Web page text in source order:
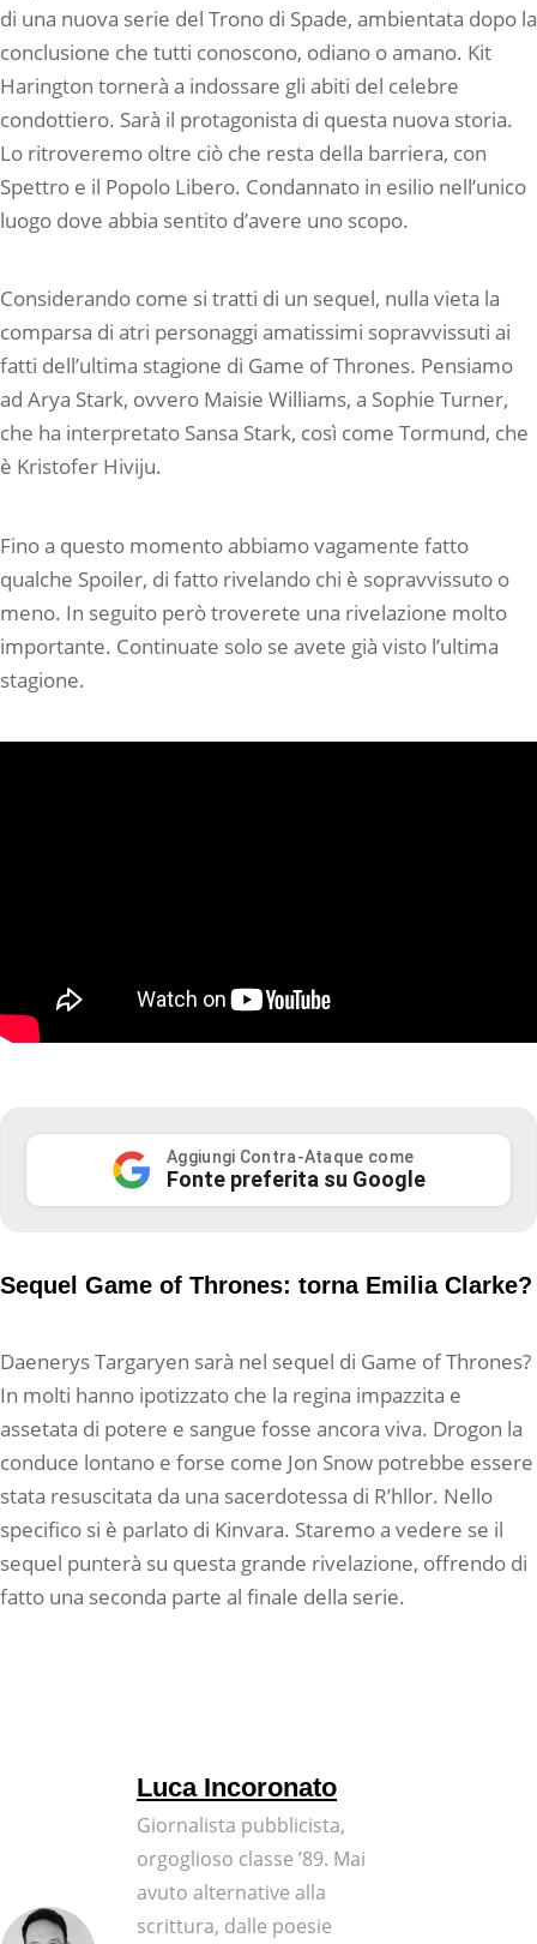
di una nuova serie del Trono di Spade, ambientata dopo la
conclusione che tutti conoscono, odiano o amano. Kit
Harington tornerà a indossare gli abiti del celebre
condottiero. Sarà il protagonista di questa nuova storia.
Lo ritroveremo oltre ciò che resta della barriera, con
Spettro e il Popolo Libero. Condannato in esilio nell’unico
luogo dove abbia sentito d’avere uno scopo.
Considerando come si tratti di un sequel, nulla vieta la
comparsa di atri personaggi amatissimi sopravvissuti ai
fatti dell’ultima stagione di Game of Thrones. Pensiamo
ad Arya Stark, ovvero Maisie Williams, a Sophie Turner,
che ha interpretato Sansa Stark, così come Tormund, che
è Kristofer Hiviju.
Fino a questo momento abbiamo vagamente fatto
qualche Spoiler, di fatto rivelando chi è sopravvissuto o
meno. In seguito però troverete una rivelazione molto
importante. Continuate solo se avete già visto l’ultima
stagione.
Aggiungi Contra-Ataque come
Fonte preferita su Google
Sequel Game of Thrones: torna Emilia Clarke?
Daenerys Targaryen sarà nel sequel di Game of Thrones?
In molti hanno ipotizzato che la regina impazzita e
assetata di potere e sangue fosse ancora viva. Drogon la
conduce lontano e forse come Jon Snow potrebbe essere
stata resuscitata da una sacerdotessa di R’hllor. Nello
specifico si è parlato di Kinvara. Staremo a vedere se il
sequel punterà su questa grande rivelazione, offrendo di
fatto una seconda parte al finale della serie.
Luca Incoronato
Giornalista pubblicista,
orgoglioso classe ’89. Mai
avuto alternative alla
scrittura, dalle poesie